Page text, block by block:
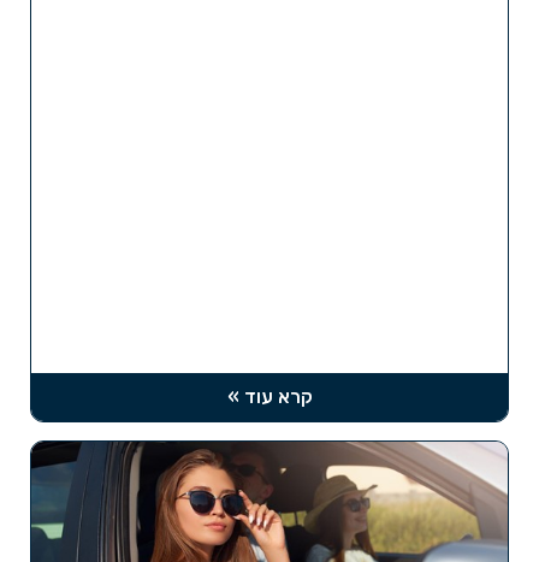
קרא עוד »